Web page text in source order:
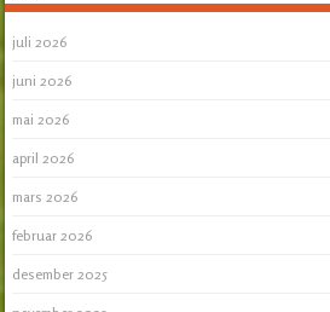
juli 2026
juni 2026
mai 2026
april 2026
mars 2026
februar 2026
desember 2025